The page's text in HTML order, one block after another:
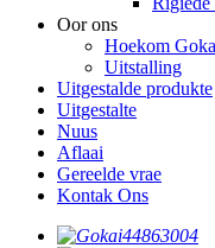
Oor ons
Hoekom
Uitstalling
Uitgestalde produkte
Uitgestalte
Nuus
Aflaai
Gereelde vrae
Kontak Ons